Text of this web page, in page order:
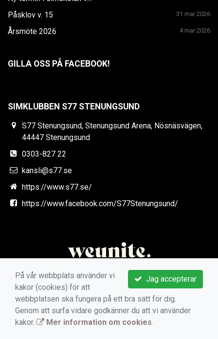
Påsklov v. 15 31 mar 2026
Årsmöte 2026 4 mar 2026
GILLA OSS PÅ FACEBOOK!
SIMKLUBBEN S77 STENUNGSUND
S77 Stenungsund, Stenungsund Arena, Nösnäsvägen,
44447 Stenungsund
0303-827 22
kansli@s77.se
https://www.s77.se/
https://www.facebook.com/S77Stenungsund/
Jag accepterar
På vår webbplats använder vi
kakor (cookies) för att
webbplatsen ska fungera på ett bra sätt för dig.
Genom att surfa vidare godkänner du att vi använder
kakor.
Mer information om cookies.